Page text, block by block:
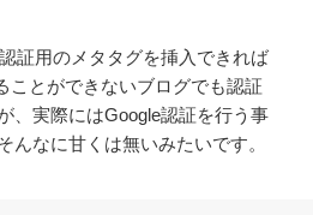
証用のメタタグを挿入できれば
ことができないブログでも認証
、実際にはGoogle認証を行う事
んなに甘くは無いみたいです。